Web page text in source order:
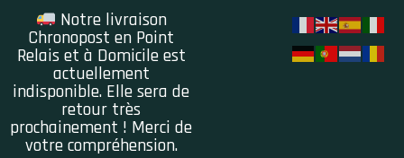
Notre livraison
Chronopost en Point
Relais et à Domicile est
actuellement
indisponible. Elle sera de
retour très
prochainement ! Merci de
votre compréhension.